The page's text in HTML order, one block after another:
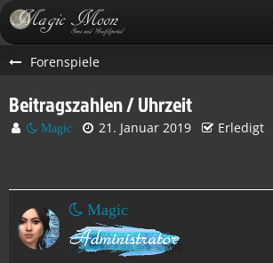
Forenspiele
Beitragszahlen / Uhrzeit
Magic 21. Januar 2019 Erledigt
Magic